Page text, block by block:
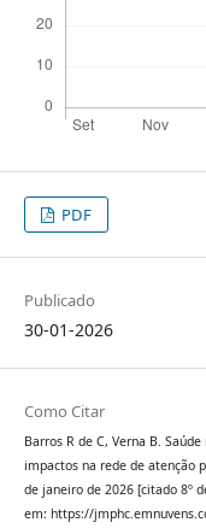
PDF
Publicado
30-01-2026
Como Citar
Barros R de C, Verna B.
impactos na rede de atenção
de janeiro de 2026 [citado 8º
em: https://